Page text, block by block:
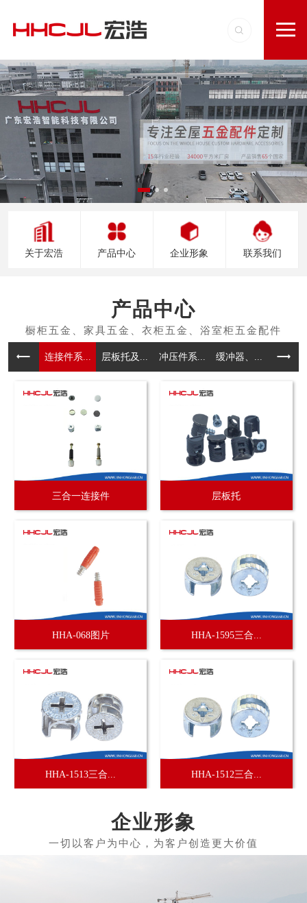
关于宏浩 产品中心 企业形象 联系我们
产品中心
连接件系... 层板托及... 冲压件系... 缓冲器、... 拉手
三合一连接件 层板托
HHA-068图片 HHA-1595三合...
HHA-1513三合... HHA-1512三合...
企业形象